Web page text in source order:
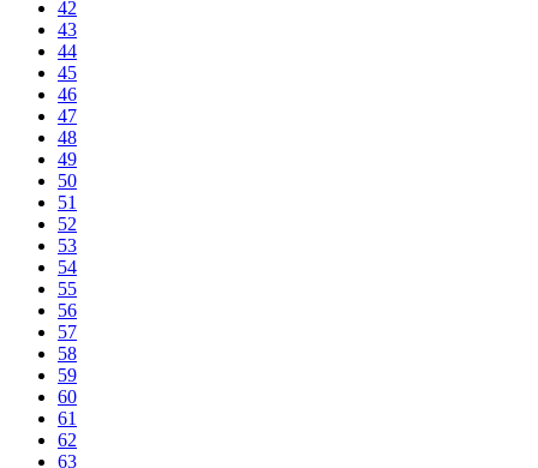
42
43
44
45
46
47
48
49
50
51
52
53
54
55
56
57
58
59
60
61
62
63